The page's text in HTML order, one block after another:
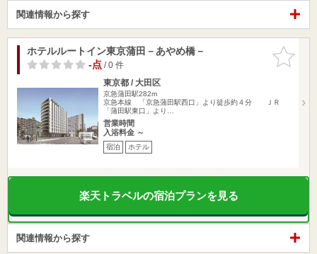
関連情報から探す
お気に入
りに追加
ホテルルートイン東京蒲田－あやめ橋－
-点/ 0 件
東京都 / 大田区
京急蒲田駅282m
京急本線 「京急蒲田駅西口」より徒歩約４分 ＪＲ
「蒲田駅東口」より…
営業時間
入浴料金 ～
宿泊 ホテル
楽天トラベルの宿泊プランを見る
関連情報から探す